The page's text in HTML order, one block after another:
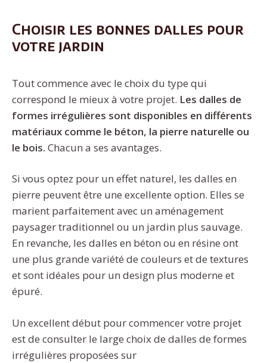
Choisir les bonnes dalles pour
votre jardin
Tout commence avec le choix du type qui
correspond le mieux à votre projet. Les dalles de
formes irrégulières sont disponibles en différents
matériaux comme le béton, la pierre naturelle ou
le bois. Chacun a ses avantages.
Si vous optez pour un effet naturel, les dalles en
pierre peuvent être une excellente option. Elles se
marient parfaitement avec un aménagement
paysager traditionnel ou un jardin plus sauvage.
En revanche, les dalles en béton ou en résine ont
une plus grande variété de couleurs et de textures
et sont idéales pour un design plus moderne et
épuré.
Un excellent début pour commencer votre projet
est de consulter le large choix de dalles de formes
irrégulières proposées sur